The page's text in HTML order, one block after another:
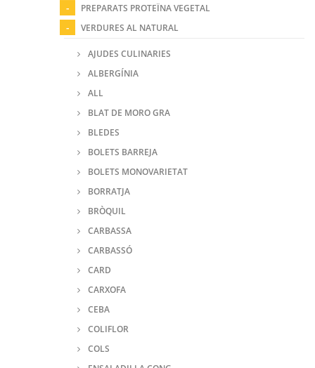
PREPARATS PROTEÏNA VEGETAL
VERDURES AL NATURAL
AJUDES CULINARIES
ALBERGÍNIA
ALL
BLAT DE MORO GRA
BLEDES
BOLETS BARREJA
BOLETS MONOVARIETAT
BORRATJA
BRÒQUIL
CARBASSA
CARBASSÓ
CARD
CARXOFA
CEBA
COLIFLOR
COLS